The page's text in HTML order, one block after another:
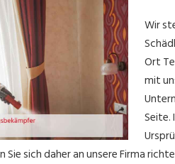
Wir
Ort
mit
Seite.
Sie sich daher an unsere Firma